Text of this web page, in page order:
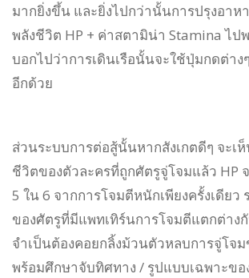
มากยิ่งขึ้น และยิ่งไปกว่านั้นการปรุงอา
พลังชีวิต HP + ค่าสตามิน่า Stamina ไป
บอกไปว่าการเดินเรือนั้นจะใช้ปุ่มกดต่า
อีกด้วย
ส่วนระบบการต่อสู้นั้นหากสังเกตดีๆ จะเ
ชีวิตของตัวละครที่ถูกศัตรูจู่โจมแล้ว HP
5 ใน 6 จากการโจมตีหนักเพียงครั้งเดียว
ของศัตรูที่มีแพทเทิร์นการโจมตีแตกต่าง
จำเป็นต้องคอยกลิ้งม้วนตัวหลบการจู่โจ
พร้อมศึกษาจับทิศทาง / รูปแบบเฉพาะขอ